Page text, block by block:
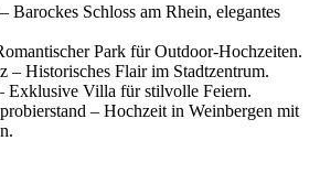
Barockes Schloss am Rhein, elegantes
Park für Outdoor-Hochzeiten.
– Historisches Flair im Stadtzentrum.
Exklusive Villa für stilvolle Feiern.
– Hochzeit in Weinbergen mit